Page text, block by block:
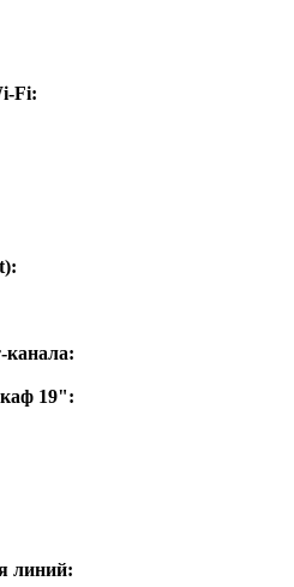
Fi:
канала:
19":
линий: